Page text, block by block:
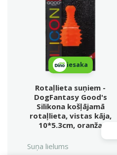
iesaka
Rotaļlieta suņiem -
DogFantasy Good's
Silikona košļājamā
rotaļlieta, vistas kāja,
10*5.3cm, oranža
Suņa lielums